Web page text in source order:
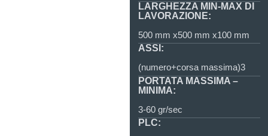
LARGHEZZA MIN-MAX DI
LAVORAZIONE:
500 mm x500 mm x100 mm
ASSI:
(numero+corsa massima)3
PORTATA MASSIMA –
MINIMA:
3-60 gr/sec
PLC: